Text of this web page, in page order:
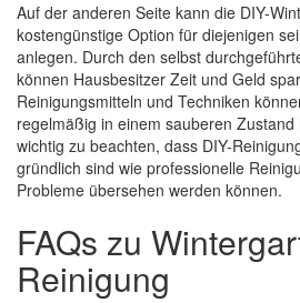
Auf der anderen Seite kann die DIY-
kostengünstige Option für diejenigen
anlegen. Durch den selbst
können Hausbesitzer Zeit und Geld
Reinigungsmitteln und Techniken
regelmäßig in einem sauberen
wichtig zu beachten, dass DIY-
gründlich sind wie professionelle
Probleme übersehen werden können.
FAQs zu
Reinigung